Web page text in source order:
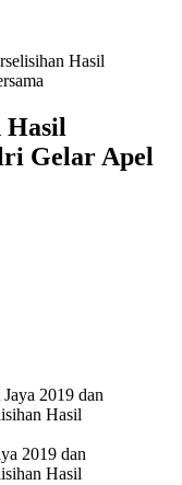
Hasil
Hasil
Gelar Apel
2019 dan
Hasil